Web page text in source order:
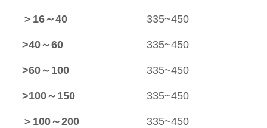
＞16～40 335~450
>40～60 335~450
>60～100 335~450
>100～150 335~450
＞100～200 335~450